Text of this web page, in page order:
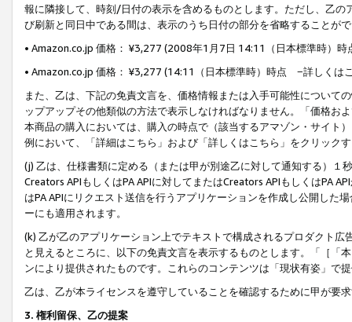
報に隣接して、時刻/日付の表示を含めるものとします。ただし、乙
び刷新と同日中である間は、表示のうち日付の部分を省略することが
• Amazon.co.jp 価格： ¥3,277 (2008年1月7日 14:11（日本標準時）
• Amazon.co.jp 価格： ¥3,277 (14:11（日本標準時）時点 −詳しくは
また、乙は、下記の免責文言を、価格情報または入手可能性について
ップアップその他類似の方法で表示しなければなりません。「価格
本商品の購入においては、購入の時点で（該当するアマゾン・サイト
例において、「詳細はこちら」および「詳しくはこちら」をクリック
(j) 乙は、仕様書類に定める（または甲が別途乙に対して通知する）
Creators APIもしくはPA APIに対してまたはCreators APIもしくはPA
はPA APIにリクエスト送信を行うアプリケーションを作成し公開した
ーにも適用されます。
(k) 乙が乙のアプリケーション上でテキストで構成されるプロダクト
と見えるところに、以下の免責文言を表示するものとします。「［「
ンにより提供されたものです。これらのコンテンツは「現状有姿」で
乙は、乙が本ライセンスを遵守していることを確認するために甲が要
3. 権利留保、乙の提案